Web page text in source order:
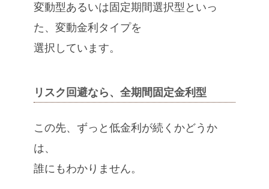
変動型あるいは固定期間選択型といっ
た、変動金利タイプを
選択しています。
リスク回避なら、全期間固定金利型
この先、ずっと低金利が続くかどうか
は、
誰にもわかりません。